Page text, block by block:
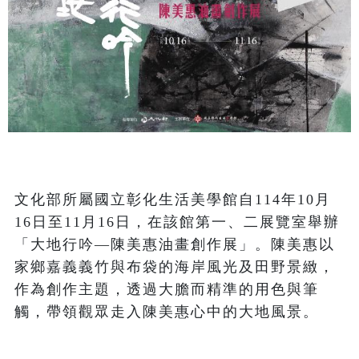
文化部所屬國立彰化生活美學館自114年10月
16日至11月16日，在該館第一、二展覽室舉辦
「大地行吟—陳美惠油畫創作展」。陳美惠以
家鄉嘉義義竹與布袋的海岸風光及田野景緻，
作為創作主題，透過大膽而精準的用色與筆
觸，帶領觀眾走入陳美惠心中的大地風景。